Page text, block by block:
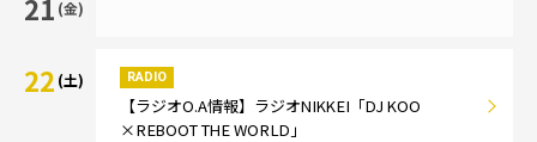
21 (金)
22 (土) RADIO
【ラジオO.A情報】ラジオNIKKEI「DJ KOO
×REBOOT THE WORLD」